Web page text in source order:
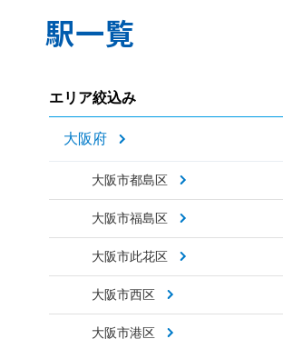
駅一覧
エリア絞込み
大阪府
大阪市都島区
大阪市福島区
大阪市此花区
大阪市西区
大阪市港区